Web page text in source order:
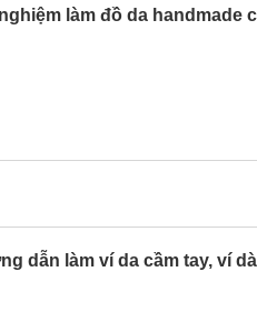
làm đồ da handmade
dẫn làm ví da cầm tay, ví